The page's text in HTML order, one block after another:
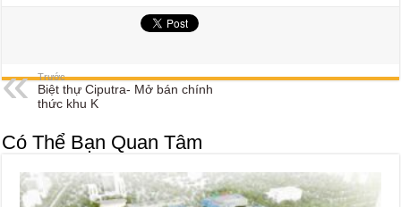
Trước
Biệt thự Ciputra- Mở bán chính
thức khu K
Có Thể Bạn Quan Tâm